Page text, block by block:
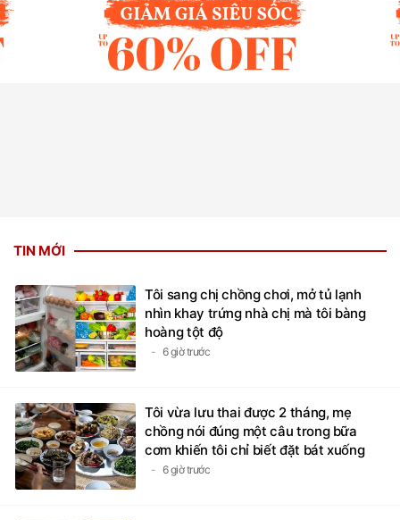
TIN MỚI
Tôi sang chị chồng chơi, mở tủ lạnh
nhìn khay trứng nhà chị mà tôi bàng
hoàng tột độ
6 giờ trước
Tôi vừa lưu thai được 2 tháng, mẹ
chồng nói đúng một câu trong bữa
cơm khiến tôi chỉ biết đặt bát xuống
6 giờ trước